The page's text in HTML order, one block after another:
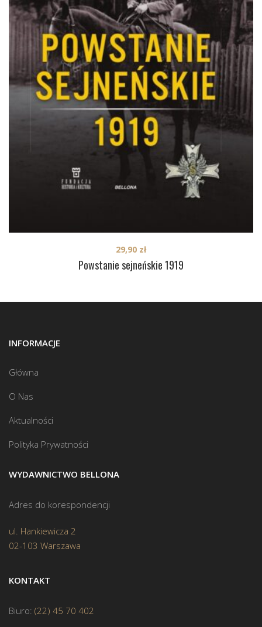
Powstanie sejneńskie 1919
29,90 zł
INFORMACJE
Główna
O Nas
Aktualności
Polityka Prywatności
WYDAWNICTWO BELLONA
Adres do korespondencji
ul. Hankiewicza 2
02-103 Warszawa
KONTAKT
Biuro: (22) 45 70 402